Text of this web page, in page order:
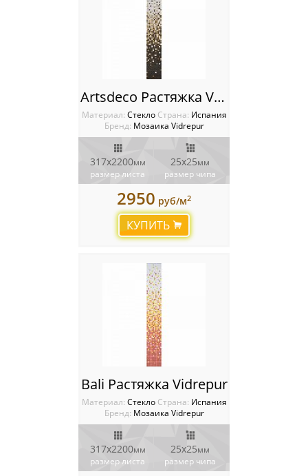
Artsdeco Растяжка Vidrepur
Материал: Стекло Cтрана: Испания
Бренд: Мозаика Vidrepur
317x2200мм
размер листа
25x25мм
размер чипа
2950 руб/м2
КУПИТЬ
Bali Растяжка Vidrepur
Материал: Стекло Cтрана: Испания
Бренд: Мозаика Vidrepur
317x2200мм
размер листа
25x25мм
размер чипа